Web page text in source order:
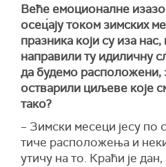
Веће емоционалне
осец́ају током зимских
празника који су иза
направили ту идиличну
да будемо
остварили циљеве које
тако?
– Зимски месеци јесу по
тиче расположења и
утичу на то. Краћи је